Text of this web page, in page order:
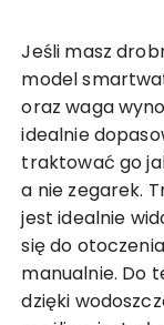
Jeśli masz
model
oraz waga
idealnie
traktować go
a nie zegarek.
jest idealnie
się do
manualnie. Do
dzięki